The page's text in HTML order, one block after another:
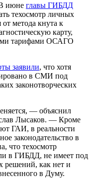
июне главы ГИБДД
техосмотр личных
метода кнута к
карту,
тарифами ОСАГО
заявили, что хотя
в СМИ под
законотворческих
— объяснил
Лысаков. — Кроме
ГАИ, в реальности
законодательство в
что техосмотр
в ГИБДД, не имеет под
решений, как нет и
в Думу.